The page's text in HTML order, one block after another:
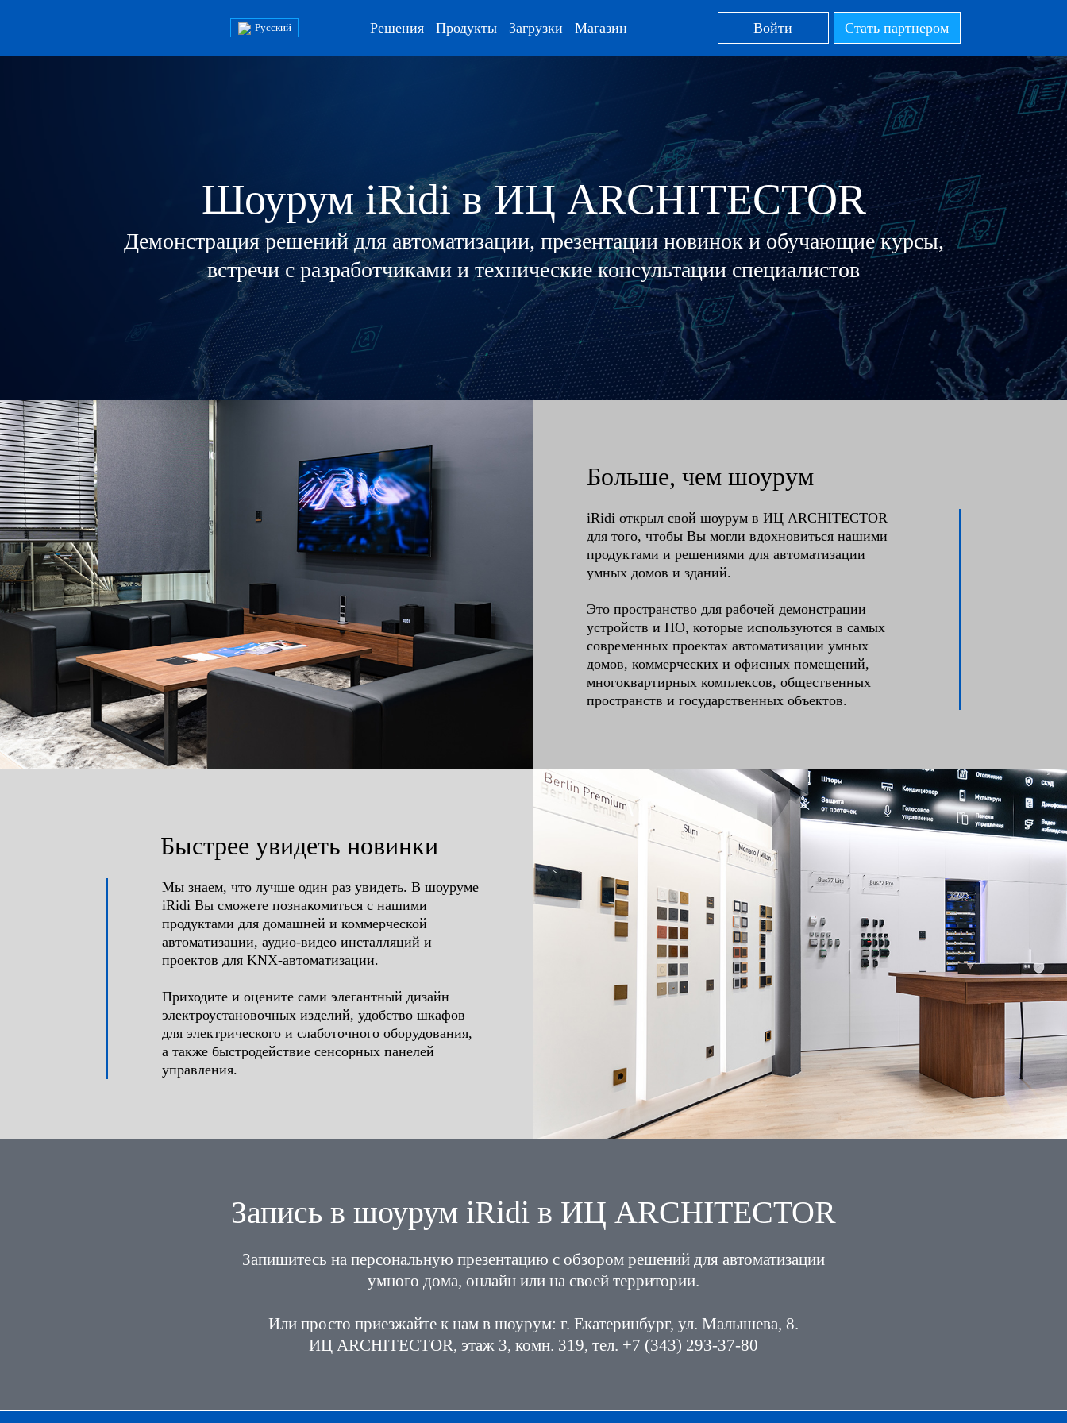
Русский Решения Продукты Загрузки Магазин Войти Стать партнером
Шоурум iRidi в ИЦ ARCHITECTOR
Демонстрация решений для автоматизации, презентации новинок и обучающие курсы,
встречи с разработчиками и технические консультации специалистов
Больше, чем шоурум
iRidi открыл свой шоурум в ИЦ ARCHITECTOR
для того, чтобы Вы могли вдохновиться нашими
продуктами и решениями для автоматизации
умных домов и зданий.
Это пространство для рабочей демонстрации
устройств и ПО, которые используются в самых
современных проектах автоматизации умных
домов, коммерческих и офисных помещений,
многоквартирных комплексов, общественных
пространств и государственных объектов.
Быстрее увидеть новинки
Мы знаем, что лучше один раз увидеть. В шоуруме
iRidi Вы сможете познакомиться с нашими
продуктами для домашней и коммерческой
автоматизации, аудио-видео инсталляций и
проектов для KNX-автоматизации.
Приходите и оцените сами элегантный дизайн
электроустановочных изделий, удобство шкафов
для электрического и слаботочного оборудования,
а также быстродействие сенсорных панелей
управления.
Запись в шоурум iRidi в ИЦ ARCHITECTOR
Запишитесь на персональную презентацию с обзором решений для автоматизации
умного дома, онлайн или на своей территории.
Или просто приезжайте к нам в шоурум: г. Екатеринбург, ул. Малышева, 8.
ИЦ ARCHITECTOR, этаж 3, комн. 319, тел. +7 (343) 293-37-80